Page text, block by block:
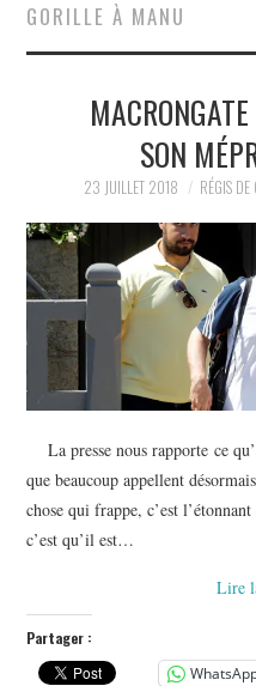
BRÈVES
JURIDIQUE
HISTOIRE
CULTURE
SPORT
GORILLE À MANU
SON
23 JUILLET 2018 RÉGIS DE
La presse nous rapporte ce
que beaucoup appellent
chose qui frappe, c’est
c’est qu’il est…
Lire
Partager :